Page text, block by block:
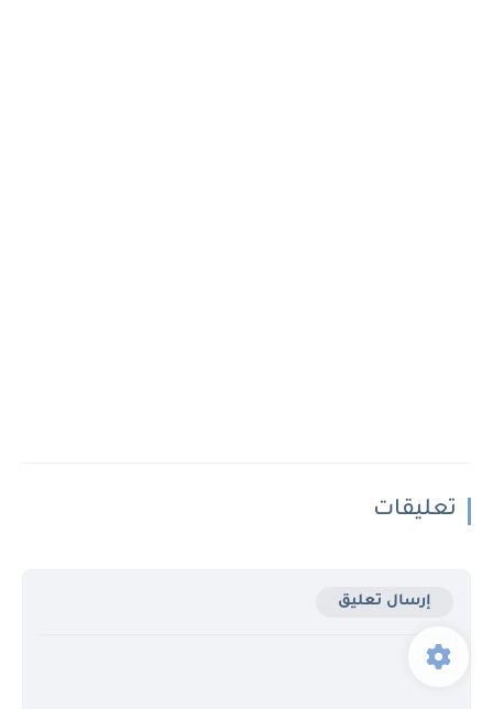
تعليقات
إرسال تعليق